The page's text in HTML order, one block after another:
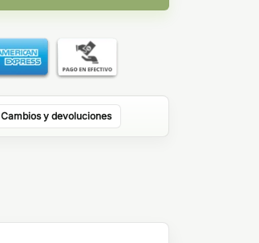
Cambios y devoluciones